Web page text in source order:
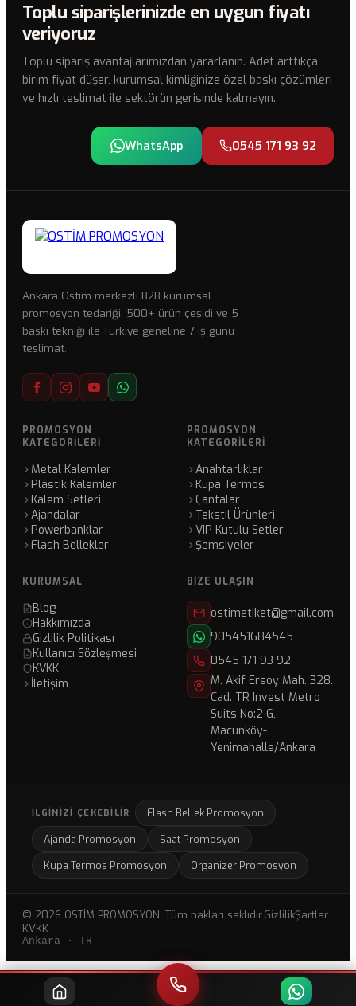
Toplu siparişlerinizde en uygun fiyatı
veriyoruz
Toplu sipariş avantajlarımızdan yararlanın. Adet arttıkça
birim fiyat düşer, kurumsal kimliğinize özel baskı çözümleri
ve hızlı teslimat ile sektörün gerisinde kalmayın.
WhatsApp 0545 171 93 92
Ankara Ostim merkezli B2B kurumsal
promosyon tedariği. 500+ ürün çeşidi ve 5
baskı tekniği ile Türkiye geneline 7 iş günü
teslimat.
PROMOSYON
KATEGORILERI
Metal Kalemler
Plastik Kalemler
Kalem Setleri
Ajandalar
Powerbanklar
Flash Bellekler
PROMOSYON
KATEGORILERI
Anahtarlıklar
Kupa Termos
Çantalar
Tekstil Ürünleri
VIP Kutulu Setler
Şemsiyeler
KURUMSAL
Blog
Hakkımızda
Gizlilik Politikası
Kullanıcı Sözleşmesi
KVKK
İletişim
BIZE ULAŞIN
ostimetiket@gmail.com
905451684545
0545 171 93 92
M. Akif Ersoy Mah. 328.
Cad. TR Invest Metro
Suits No:2 G,
Macunköy-
Yenimahalle/Ankara
İLGINIZI ÇEKEBILIR
Flash Bellek Promosyon
Ajanda Promosyon
Saat Promosyon
Kupa Termos Promosyon
Organizer Promosyon
© 2026 OSTİM PROMOSYON. Tüm hakları saklıdır.GizlilikŞartlar
KVKK
Ankara · TR